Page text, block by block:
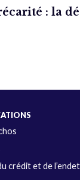
: la
crédit et de